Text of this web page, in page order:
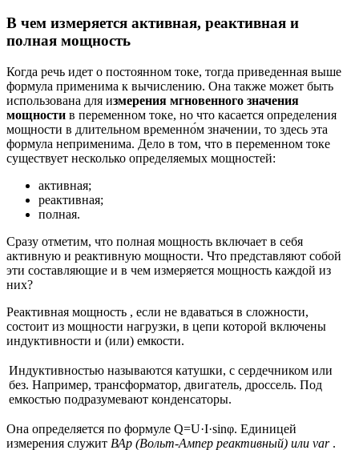
В чем измеряется активная, реактивная и
полная мощность
Когда речь идет о постоянном токе, тогда приведенная выше
формула применима к вычислению. Она также может быть
использована для измерения мгновенного значения
мощности в переменном токе, но что касается определения
мощности в длительном временно́м значении, то здесь эта
формула неприменима. Дело в том, что в переменном токе
существует несколько определяемых мощностей:
активная;
реактивная;
полная.
Сразу отметим, что полная мощность включает в себя
активную и реактивную мощности. Что представляют собой
эти составляющие и в чем измеряется мощность каждой из
них?
Реактивная мощность , если не вдаваться в сложности,
состоит из мощности нагрузки, в цепи которой включены
индуктивности и (или) емкости.
Индуктивностью называются катушки, с сердечником или
без. Например, трансформатор, двигатель, дроссель. Под
емкостью подразумевают конденсаторы.
Она определяется по формуле Q=U·I·sinφ. Единицей
измерения служит ВАр (Вольт-Ампер реактивный) или var.